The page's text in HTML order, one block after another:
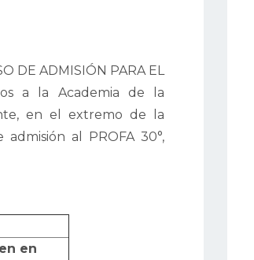
DE ADMISIÓN PARA EL
a la Academia de la
en el extremo de la
al PROFA 30°,
en